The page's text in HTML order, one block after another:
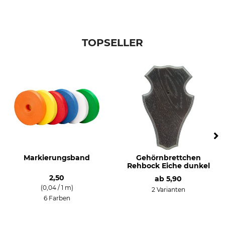
TOPSELLER
Markierungsband
2,50
(0,04 / 1 m)
6 Farben
Gehörnbrettchen
Rehbock Eiche dunkel
ab 5,90
2 Varianten